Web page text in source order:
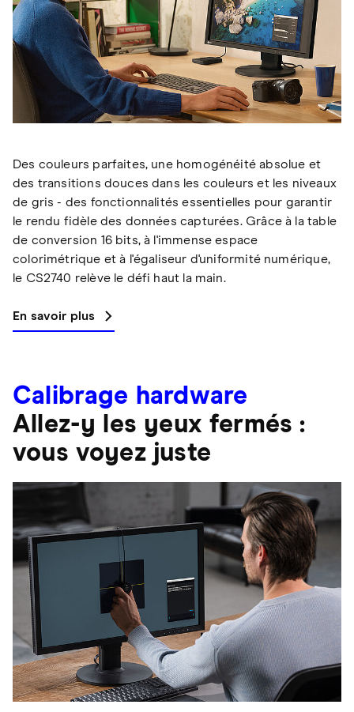
Des couleurs parfaites, une homogénéité absolue et
des transitions douces dans les couleurs et les niveaux
de gris - des fonctionnalités essentielles pour garantir
le rendu fidèle des données capturées. Grâce à la table
de conversion 16 bits, à l'immense espace
colorimétrique et à l'égaliseur d'uniformité numérique,
le CS2740 relève le défi haut la main.
En savoir plus
Calibrage hardware
Allez-y les yeux fermés :
vous voyez juste